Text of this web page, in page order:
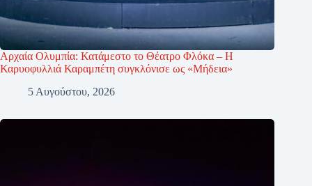
Αρχαία Ολυμπία: Κατάμεστο το Θέατρο Φλόκα – Η
Καρυοφυλλιά Καραμπέτη συγκλόνισε ως «Μήδεια»
5 Αυγούστου, 2026